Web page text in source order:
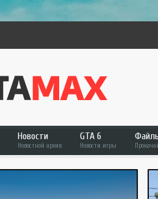
Новости
Новостной архив
GTA 6
Новости игры